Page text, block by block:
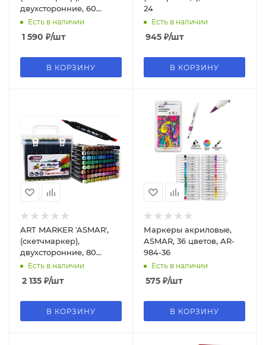
двухсторонние, 60
цветов, AR-980-60
Есть в наличии
1 590 ₽/шт
В КОРЗИНУ
24
Есть в наличии
945 ₽/шт
В КОРЗИНУ
ART MARKER 'ASMAR',
(скетчмаркер),
двухсторонние, 80
цветов, AR-980-80
Есть в наличии
2 135 ₽/шт
В КОРЗИНУ
Маркеры акриловые,
ASMAR, 36 цветов, AR-
984-36
Есть в наличии
575 ₽/шт
В КОРЗИНУ